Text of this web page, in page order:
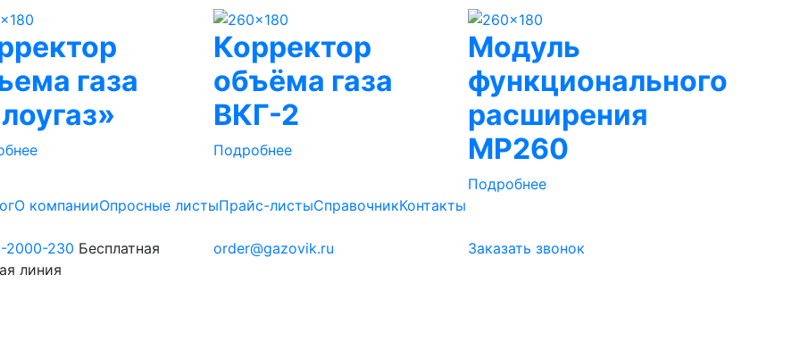
газа
Корректор
объёма газа
ВКГ-2
Подробнее
Модуль
функционального
расширения
МР260
Подробнее
О компанииОпросные листыПрайс-листыСправочникКонтакты
2000-230 Бесплатная
линия
order@gazovik.ru Заказать звонок